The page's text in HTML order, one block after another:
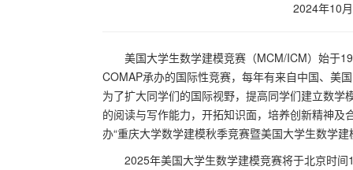
2024年10
美国大学生数学建模竞赛（MCM/ICM）始于
COMAP承办的国际性竞赛，每年有来自中国、美
为了扩大同学们的国际视野，提高同学们建立数
的阅读与写作能力，开拓知识面，培养创新精神
办“重庆大学数学建模秋季竞赛暨美国大学生数学建
2025年美国大学生数学建模竞赛将于北京时